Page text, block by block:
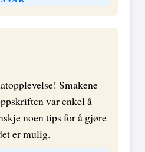
Smakene
var enkel å
noen tips for å gjøre
er mulig.